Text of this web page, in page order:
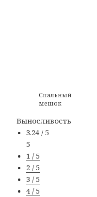
Спальный
мешок
Выносливость
3.24 / 5
5
1 / 5
2 / 5
3 / 5
4 / 5